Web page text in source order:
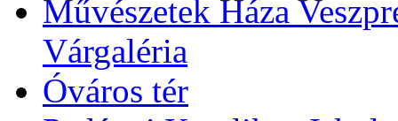
Művészetek Háza
Várgaléria
Óváros tér